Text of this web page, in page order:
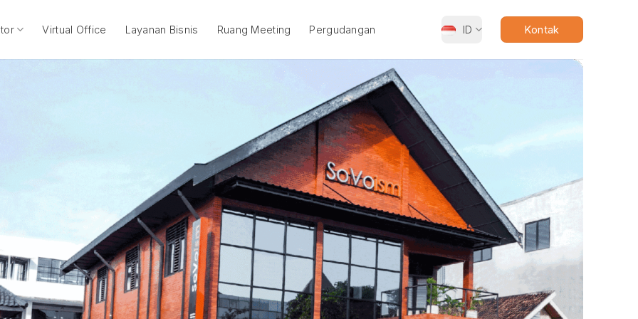
Virtual Office Layanan Bisnis Ruang Meeting Pergudangan ID Kontak